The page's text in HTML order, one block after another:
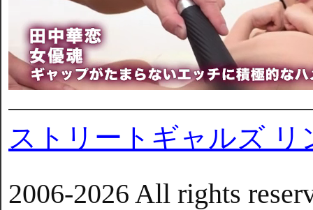
ストリートギャルズ リ
2006-2026 All rights